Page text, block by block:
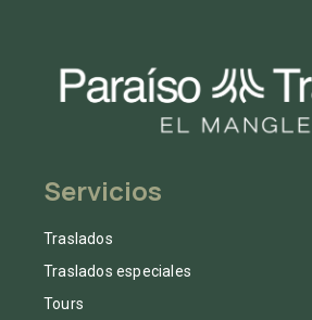
Servicios
Traslados
Traslados especiales
Tours